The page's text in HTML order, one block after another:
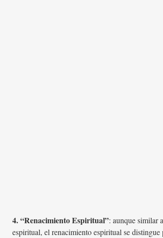
4. “Renacimiento Espiritual”: aunque similar
espiritual, el renacimiento espiritual se